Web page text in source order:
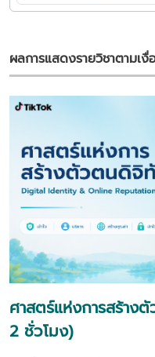
ผลการแสดงรายวิชาตามเ
ศาสตร์แห่งการสร้าง
2 ชั่วโมง)